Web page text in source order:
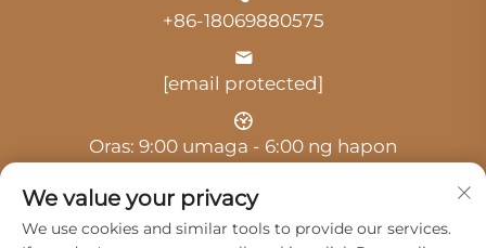
+86-18069880575
[email protected]
Oras: 9:00 umaga - 6:00 ng hapon
We value your privacy
We use cookies and similar tools to provide our services.